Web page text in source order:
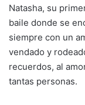
Natasha, su
baile donde se
siempre con un
vendado y
recuerdos, al
tantas personas.